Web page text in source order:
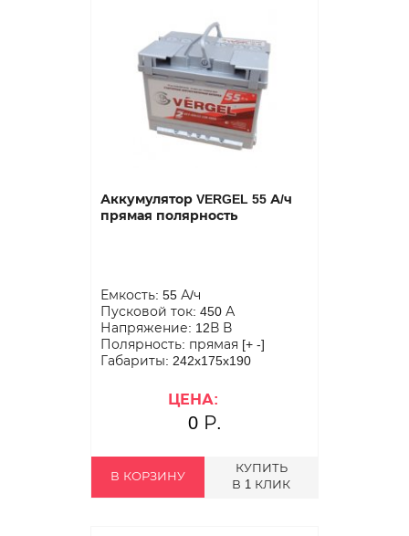
Аккумулятор VERGEL 55 А/ч
прямая полярность
Емкость: 55 А/ч
Пусковой ток: 450 А
Напряжение: 12В В
Полярность: прямая [+ -]
Габариты: 242x175x190
ЦЕНА:
0 Р.
В КОРЗИНУ
КУПИТЬ
В 1 КЛИК